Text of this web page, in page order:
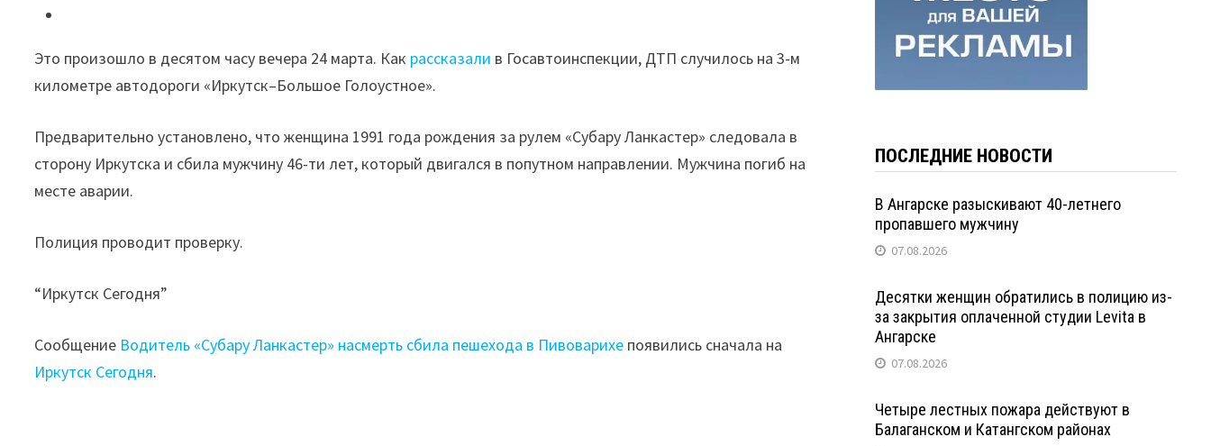
насмерть
пешехода
в
Это произошло в десятом часу вечера 24 марта. Как рассказали в Госавтоинспекции, ДТП случилось на 3-м
километре автодороги «Иркутск–Большое Голоустное».
Предварительно установлено, что женщина 1991 года рождения за рулем «Субару Ланкастер» следовала в
сторону Иркутска и сбила мужчину 46-ти лет, который двигался в попутном направлении. Мужчина погиб на
месте аварии.
Полиция проводит проверку.
“Иркутск Сегодня”
Сообщение Водитель «Субару Ланкастер» насмерть сбила пешехода в Пивоварихе появились сначала на
Иркутск Сегодня.
ПОСЛЕДНИЕ НОВОСТИ
В Ангарске разыскивают 40-летнего
пропавшего мужчину
07.08.2026
Десятки женщин обратились в полицию из-
за закрытия оплаченной студии Levita в
Ангарске
07.08.2026
Четыре лестных пожара действуют в
Балаганском и Катангском районах